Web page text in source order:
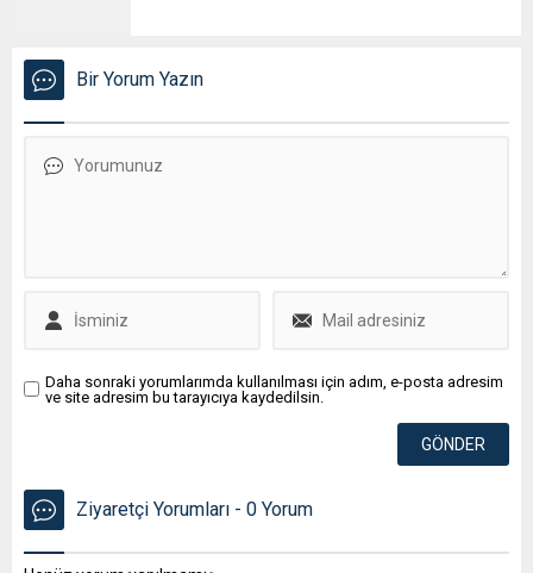
Bir Yorum Yazın
Daha sonraki yorumlarımda kullanılması için adım, e-posta adresim
ve site adresim bu tarayıcıya kaydedilsin.
Ziyaretçi Yorumları - 0 Yorum